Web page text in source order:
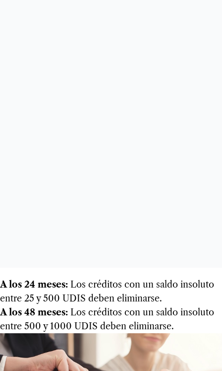
A los 24 meses: Los créditos con un saldo insoluto
entre 25 y 500 UDIS deben eliminarse.
A los 48 meses: Los créditos con un saldo insoluto
entre 500 y 1000 UDIS deben eliminarse.